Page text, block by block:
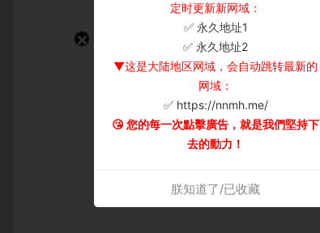
定时更新新网域：
✅ 永久地址1
✅ 永久地址2
▼这是大陆地区网域，会自动跳转最新的
网域：
✅ https://nnmh.me/
😘 您的每一次點擊廣告，就是我們堅持下
去的動力！
朕知道了/已收藏
×